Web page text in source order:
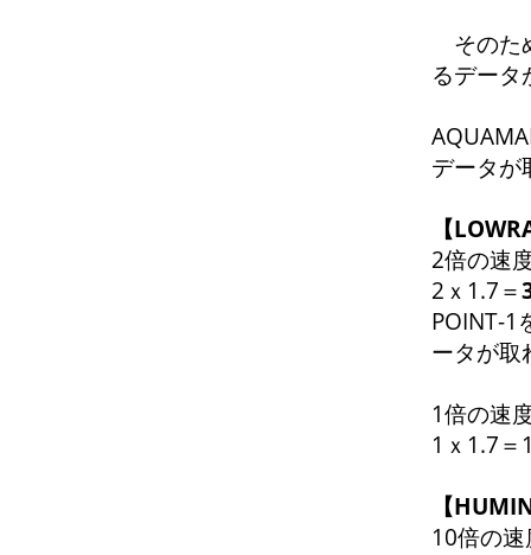
そのた
るデータ
データが
【
2倍の速
2ｘ1.7＝
POINT-1
ータが取
1倍の速
1ｘ1.7＝
【
10倍の